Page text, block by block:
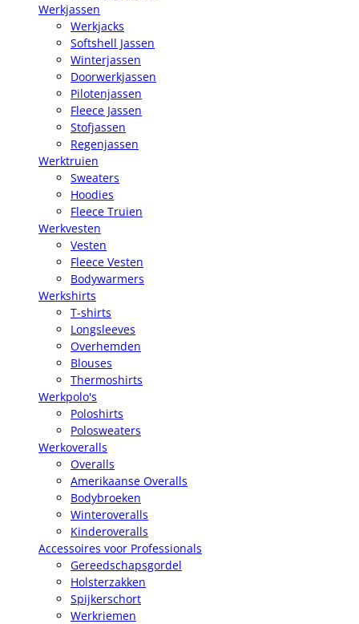
Werkjassen
Werkjacks
Softshell Jassen
Winterjassen
Doorwerkjassen
Pilotenjassen
Fleece Jassen
Stofjassen
Regenjassen
Werktruien
Sweaters
Hoodies
Fleece Truien
Werkvesten
Vesten
Fleece Vesten
Bodywarmers
Werkshirts
T-shirts
Longsleeves
Overhemden
Blouses
Thermoshirts
Werkpolo's
Poloshirts
Polosweaters
Werkoveralls
Overalls
Amerikaanse Overalls
Bodybroeken
Winteroveralls
Kinderoveralls
Accessoires voor Professionals
Gereedschapsgordel
Holsterzakken
Spijkerschort
Werkriemen